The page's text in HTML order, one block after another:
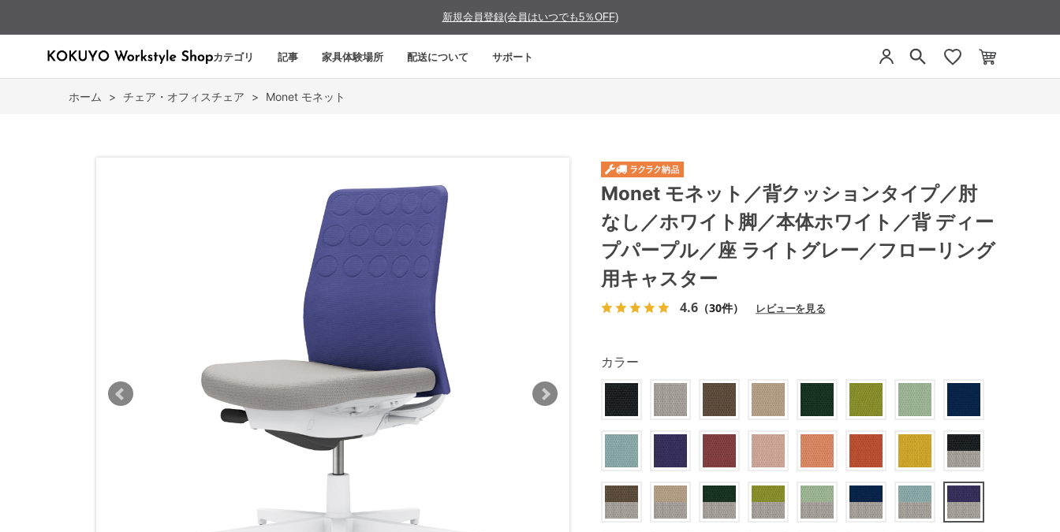
新規会員登録(会員はいつでも5％OFF)
カテゴリ 記事 家具体験場所 配送について サポート
ホーム > チェア・オフィスチェア > Monet モネット
Monet モネット／背クッションタイプ／肘
なし／ホワイト脚／本体ホワイト／背 ディー
プパープル／座 ライトグレー／フローリング
用キャスター
4.6 （30件） レビューを見る
カラー